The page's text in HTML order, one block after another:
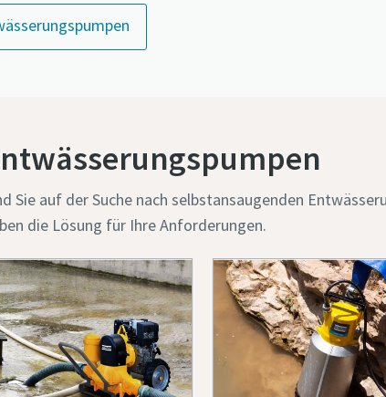
Sie auf der Suche nach selbstansaugenden
die Lösung für Ihre Anforderungen.